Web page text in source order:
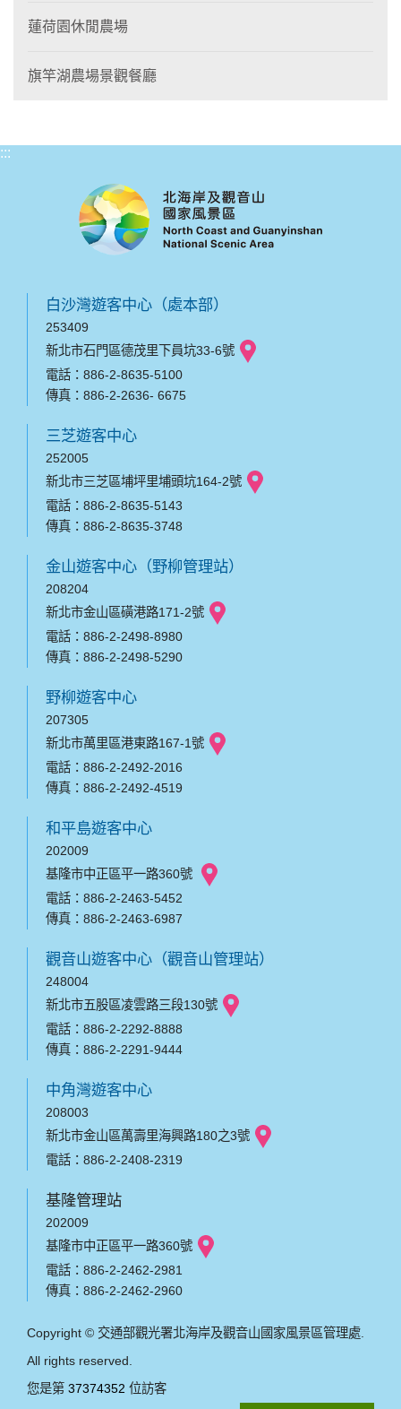
蓮荷園休閒農場
旗竿湖農場景觀餐廳
:::
白沙灣遊客中心（處本部）
253409
新北市石門區德茂里下員坑33-6號
電話：886-2-8635-5100
傳真：886-2-2636- 6675
三芝遊客中心
252005
新北市三芝區埔坪里埔頭坑164-2號
電話：886-2-8635-5143
傳真：886-2-8635-3748
金山遊客中心（野柳管理站）
208204
新北市金山區磺港路171-2號
電話：886-2-2498-8980
傳真：886-2-2498-5290
野柳遊客中心
207305
新北市萬里區港東路167-1號
電話：886-2-2492-2016
傳真：886-2-2492-4519
和平島遊客中心
202009
基隆市中正區平一路360號
電話：886-2-2463-5452
傳真：886-2-2463-6987
觀音山遊客中心（觀音山管理站）
248004
新北市五股區凌雲路三段130號
電話：886-2-2292-8888
傳真：886-2-2291-9444
中角灣遊客中心
208003
新北市金山區萬壽里海興路180之3號
電話：886-2-2408-2319
基隆管理站
202009
基隆市中正區平一路360號
電話：886-2-2462-2981
傳真：886-2-2462-2960
Copyright © 交通部觀光署北海岸及觀音山國家風景區管理處.
All rights reserved.
您是第 37374352 位訪客